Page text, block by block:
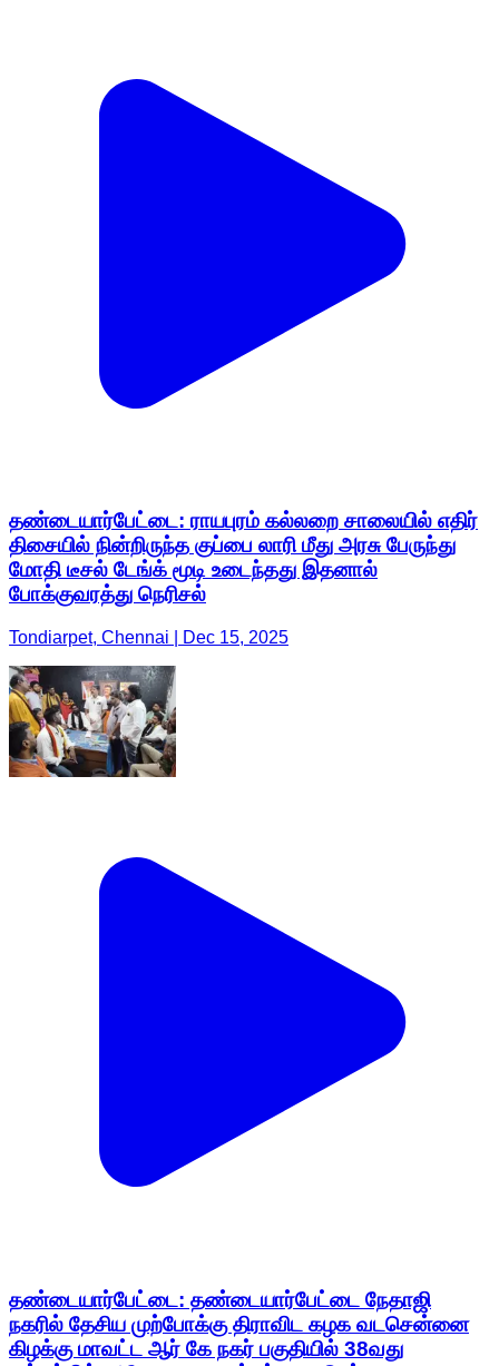
தண்டையார்பேட்டை: ராயபுரம் கல்லறை சாலையில் எதிர்
திசையில் நின்றிருந்த குப்பை லாரி மீது அரசு பேருந்து
மோதி டீசல் டேங்க் மூடி உடைந்தது இதனால்
போக்குவரத்து நெரிசல்
Tondiarpet, Chennai | Dec 15, 2025
தண்டையார்பேட்டை: தண்டையார்பேட்டை நேதாஜி
நகரில் தேசிய முற்போக்கு திராவிட கழக வடசென்னை
கிழக்கு மாவட்ட ஆர் கே நகர் பகுதியில் 38வது